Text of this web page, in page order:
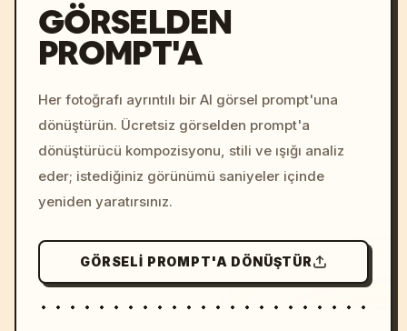
colors, 8k --v 6.0
GÖRSELDEN
PROMPT'A
Her fotoğrafı ayrıntılı bir AI görsel prompt'una
dönüştürün. Ücretsiz görselden prompt'a
dönüştürücü kompozisyonu, stili ve ışığı analiz
eder; istediğiniz görünümü saniyeler içinde
yeniden yaratırsınız.
GÖRSELI PROMPT'A DÖNÜŞTÜR